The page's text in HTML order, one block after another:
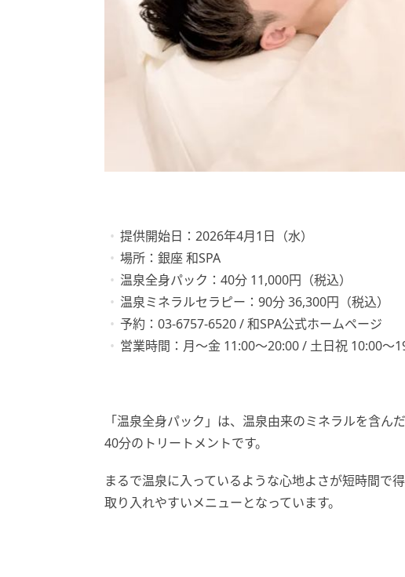
提供開始日：2026年4月1日（水）
場所：銀座 和SPA
温泉全身パック：40分 11,000円（税込）
温泉ミネラルセラピー：90分 36,300円（税込）
予約：03-6757-6520 / 和SPA公式ホームページ
営業時間：月〜金 11:00〜20:00 / 土日祝 10:00〜
「温泉全身パック」は、温泉由来のミネラルを含
40分のトリートメントです。
まるで温泉に入っているような心地よさが短時間で
取り入れやすいメニューとなっています。